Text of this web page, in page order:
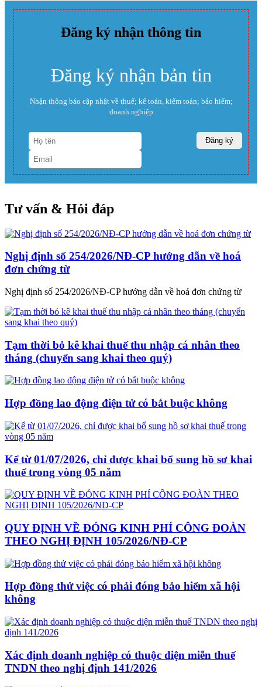
Đăng ký nhận thông tin
Đăng ký nhận bản tin
Nhận thông báo cập nhật về thuế; kế toán, kiểm toán; bảo hiểm;
doanh nghiệp
Tư vấn & Hỏi đáp
Nghị định số 254/2026/NĐ-CP hướng dẫn về hoá
đơn chứng từ
Nghị định số 254/2026/NĐ-CP hướng dẫn về hoá đơn chứng từ
Tạm thời bỏ kê khai thuế thu nhập cá nhân theo
tháng (chuyển sang khai theo quý)
Hợp đồng lao động điện tử có bắt buộc không
Kể từ 01/07/2026, chỉ được khai bổ sung hồ sơ khai
thuế trong vòng 05 năm
QUY ĐỊNH VỀ ĐÓNG KINH PHÍ CÔNG ĐOÀN
THEO NGHỊ ĐỊNH 105/2026/NĐ-CP
Hợp đồng thử việc có phải đóng bảo hiểm xã hội
không
Xác định doanh nghiệp có thuộc diện miễn thuế
TNDN theo nghị định 141/2026